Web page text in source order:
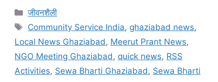
जीवनशैली
Community Service India, ghaziabad news,
Local News Ghaziabad, Meerut Prant News,
NGO Meeting Ghaziabad, quick news, RSS
Activities, Sewa Bharti Ghaziabad, Sewa Bharti